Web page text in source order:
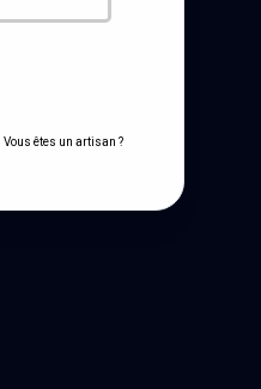
Vous êtes un artisan ?